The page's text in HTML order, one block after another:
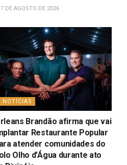
DE AGOSTO DE 2026
NOTÍCIAS
Brandão afirma que vai
Restaurante Popular
atender comunidades do
Olho d’Água durante ato